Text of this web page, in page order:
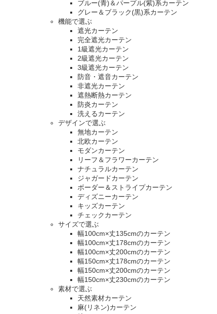
ブルー(青)＆パープル(紫)系カーテン
グレー＆ブラック(黒)系カーテン
機能で選ぶ
遮光カーテン
完全遮光カーテン
1級遮光カーテン
2級遮光カーテン
3級遮光カーテン
防音・遮音カーテン
非遮光カーテン
遮熱断熱カーテン
防炎カーテン
洗えるカーテン
デザインで選ぶ
無地カーテン
北欧カーテン
モダンカーテン
リーフ＆フラワーカーテン
ナチュラルカーテン
ジャガードカーテン
ボーダー＆ストライプカーテン
ディズニーカーテン
キッズカーテン
チェックカーテン
サイズで選ぶ
幅100cm×丈135cmのカーテン
幅100cm×丈178cmのカーテン
幅100cm×丈200cmのカーテン
幅150cm×丈178cmのカーテン
幅150cm×丈200cmのカーテン
幅150cm×丈230cmのカーテン
素材で選ぶ
天然素材カーテン
麻(リネン)カーテン